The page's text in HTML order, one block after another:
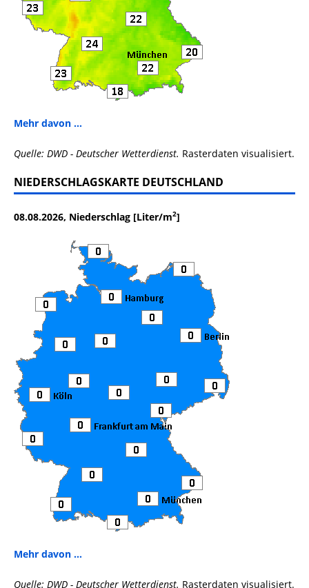
Mehr davon ...
Quelle: DWD - Deutscher Wetterdienst. Rasterdaten visualisiert.
NIEDERSCHLAGSKARTE DEUTSCHLAND
08.08.2026, Niederschlag [Liter/m2]
Mehr davon ...
Quelle: DWD - Deutscher Wetterdienst. Rasterdaten visualisiert.